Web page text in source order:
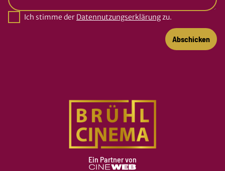
Ich stimme der Datennutzungserklärungzu.
Abschicken
Ein Partner von